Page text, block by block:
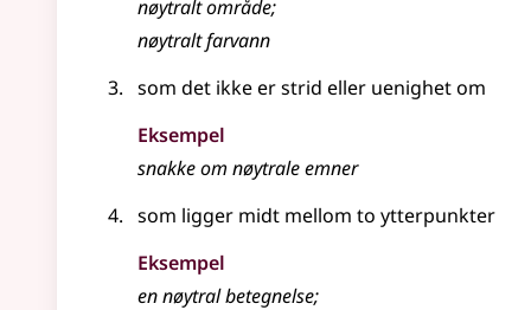
nøytraltområde;
nøytraltfarvann
som det ikke er strid eller uenighet om
Eksempel
snakke om nøytraleemner
som ligger midt mellom to ytterpunkter
Eksempel
ennøytralbetegnelse;